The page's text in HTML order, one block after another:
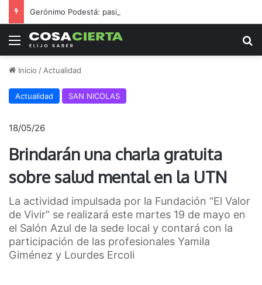
Menú
Inicio / Actualidad
Actualidad SAN NICOLAS
18/05/26
Brindarán una charla gratuita
sobre salud mental en la UTN
La actividad impulsada por la Fundación “El Valor
de Vivir” se realizará este martes 19 de mayo en
el Salón Azul de la sede local y contará con la
participación de las profesionales Yamila
Giménez y Lourdes Ercoli